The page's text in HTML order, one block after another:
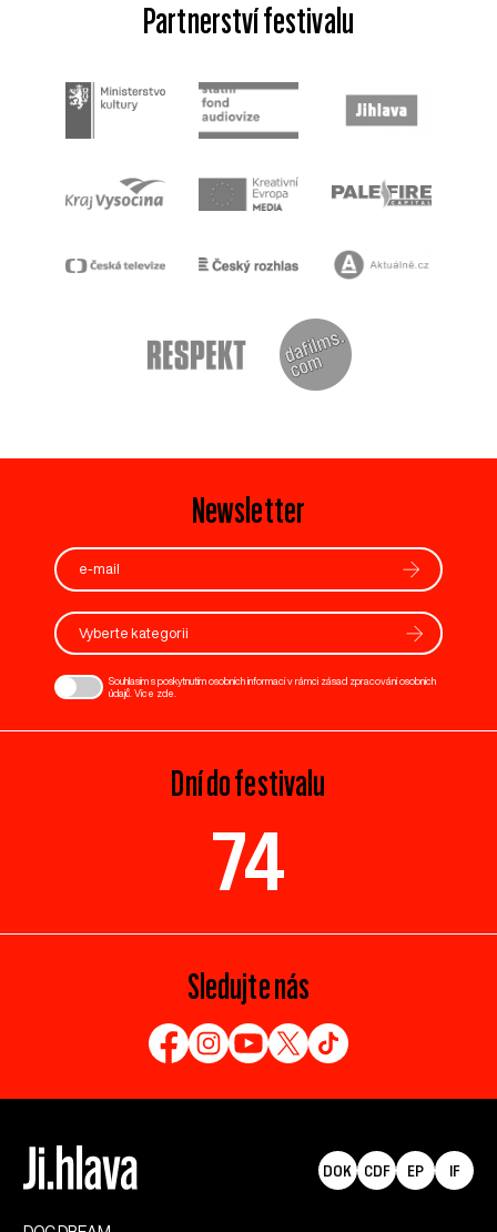
Partnerství festivalu
Newsletter
Vyberte kategorii
Souhlasím s poskytnutím osobních informací v rámci zásad zpracování osobních
údajů. Více zde
Dní do festivalu
74
Sledujte nás
DOK CDF EP IF